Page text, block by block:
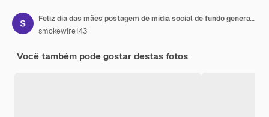
Feliz dia das mães postagem de mídia social de fundo generativo ai
smokewire143
Você também pode gostar destas fotos